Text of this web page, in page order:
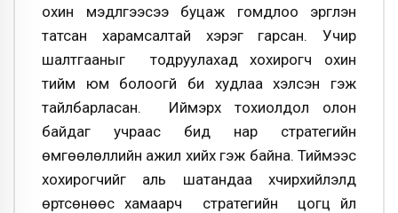
охин мэдүүлгээсээ буцаж гомдлоо эргүүлэн
татсан харамсалтай хэрэг гарсан. Учир
шалтгааныг тодруулахад хохирогч охин
тийм юм болоогүй би худлаа хэлсэн гэж
тайлбарласан. Иймэрхүү тохиолдол олон
байдаг учраас бид нар стратегийн
өмгөөлөллийн ажил хийх гэж байна. Тиймээс
хохирогчийг аль шатандаа хүчирхийлэлд
өртсөнөөс хамаарч стратегийн цогц үйл